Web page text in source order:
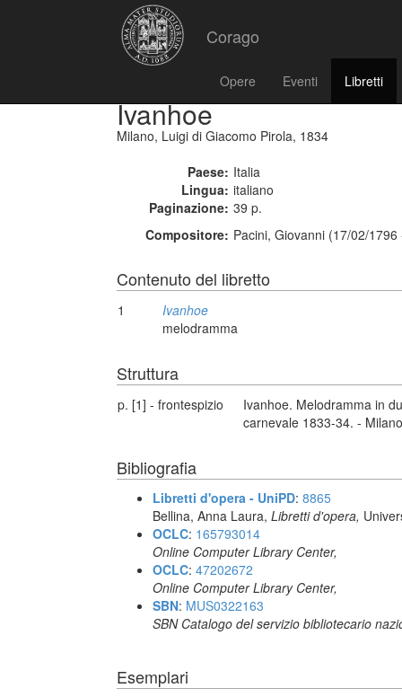
Corago
Opere Eventi Libretti
Ivanhoe
Milano, Luigi di Giacomo Pirola, 1834
Paese: Italia
Lingua: italiano
Paginazione: 39 p.
Compositore: Pacini, Giovanni (17/02/
Contenuto del libretto
1
Ivanhoe
melodramma
Struttura
p. [1] - frontespizio
Ivanhoe. Melodramma in
carnevale 1833-34. -
Bibliografia
Libretti d'opera - UniPD: 8865
Bellina, Anna Laura, Libretti d'opera,
OCLC: 165793014
Online Computer Library Center,
OCLC: 47202672
Online Computer Library Center,
SBN: MUS0322163
SBN Catalogo del servizio bibliotecario
Esemplari